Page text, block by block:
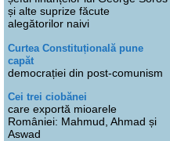
și alte suprize făcute
alegătorilor naivi
Curtea Constituțională pune
capăt
democrației din post-comunism
Cei trei ciobănei
care exportă mioarele
României: Mahmud, Ahmad și
Aswad